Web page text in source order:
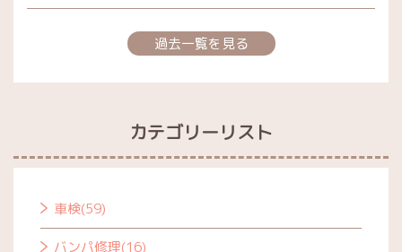
過去一覧を見る
カテゴリーリスト
車検(59)
バンパ修理(16)